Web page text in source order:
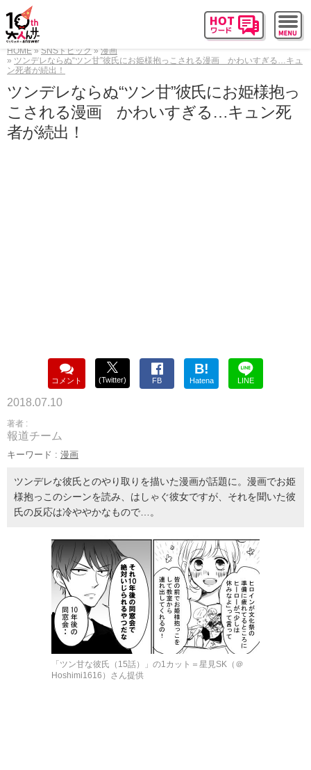
HOME SNSトピック
漫画
ツンデレならぬ“ツン甘”彼氏にお姫様抱っこされる漫画 かわいすぎる…キュ
ン死者が続出！
ツンデレならぬ“ツン甘”彼氏にお姫様抱っ
こされる漫画 かわいすぎる…キュン死
者が続出！
コメント (Twitter) FB
B!
Hatena LINE
2018.07.10
著者 :
報道チーム
キーワード : 漫画
ツンデレな彼氏とのやり取りを描いた漫画が話題に。漫画でお姫
様抱っこのシーンを読み、はしゃぐ彼女ですが、それを聞いた彼
氏の反応は冷ややかなもので…。
「ツン甘な彼氏（15話）」の1カット＝星見SK（＠
Hoshimi1616）さん提供